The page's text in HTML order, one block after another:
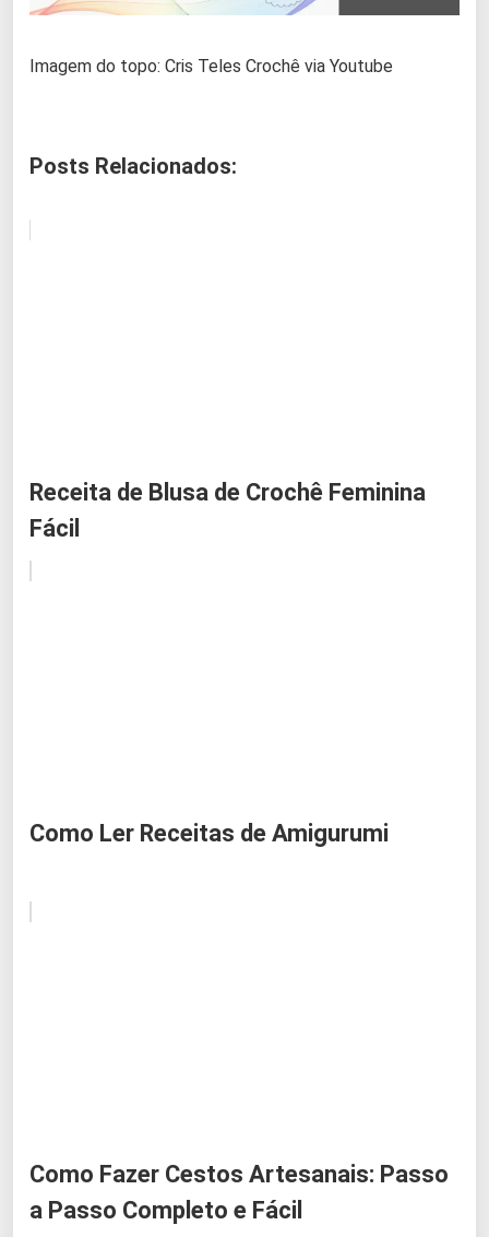
Imagem do topo: Cris Teles Crochê via Youtube
Posts Relacionados:
Receita de Blusa de Crochê Feminina
Fácil
Como Ler Receitas de Amigurumi
Como Fazer Cestos Artesanais: Passo
a Passo Completo e Fácil